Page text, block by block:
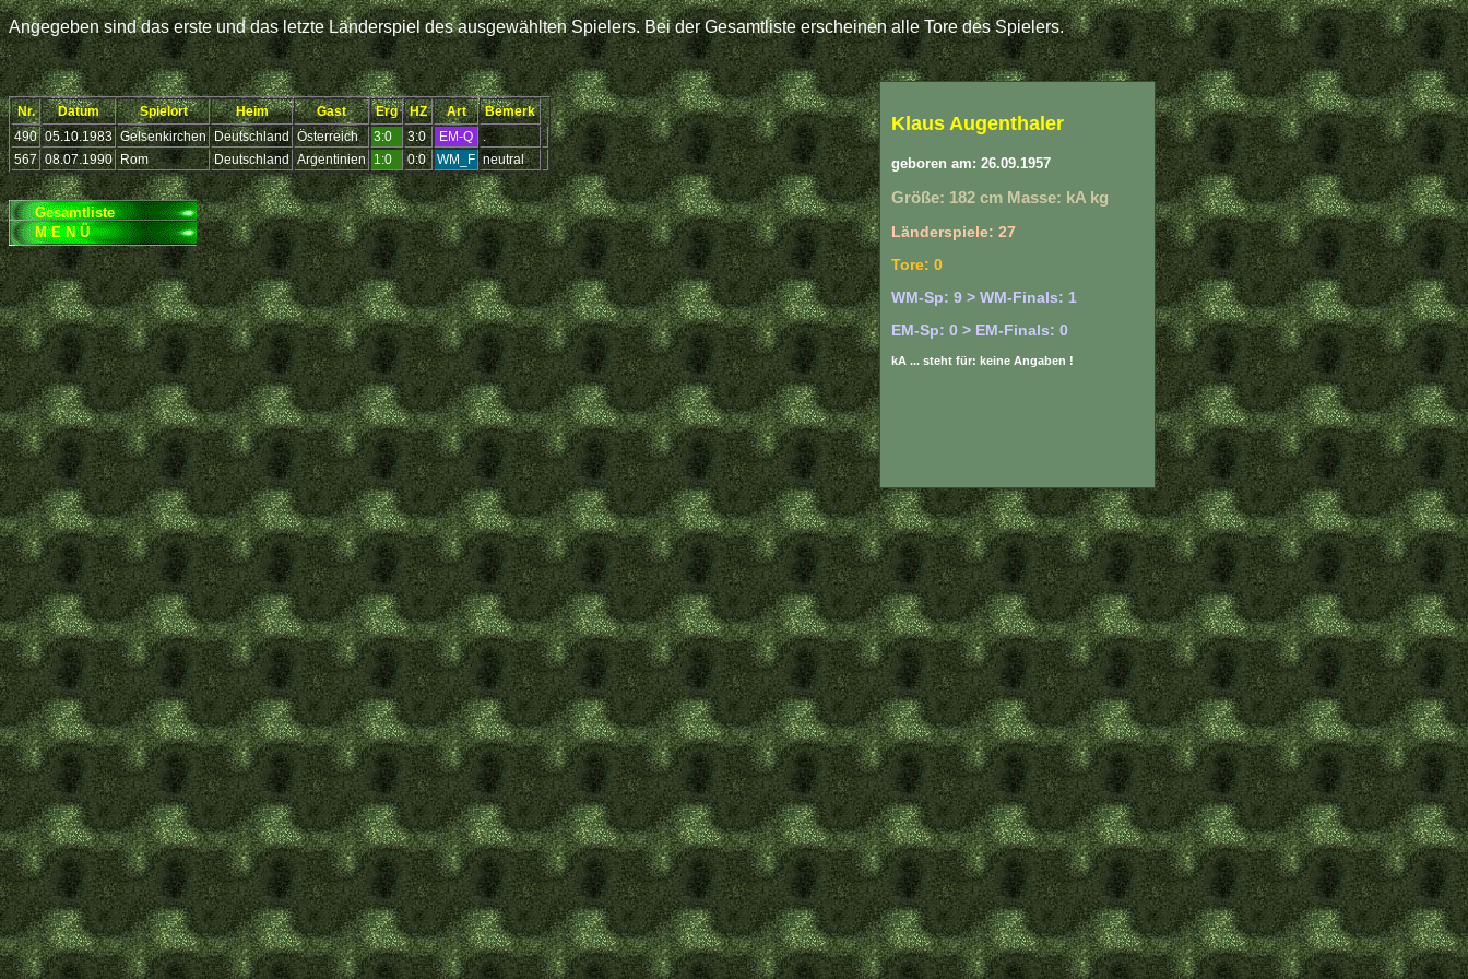
Angegeben sind das erste und das letzte Länderspiel des ausgewählten Spielers. Bei der Gesamtliste erscheinen alle Tore des Spielers.
Nr. Datum Spielort Heim Gast Erg HZ Art
Bemerk
490 05.10.1983 Gelsenkirchen Deutschland Österreich 3:0 3:0 EM-Q
.
567 08.07.1990 Rom Deutschland Argentinien 1:0 0:0 WM_F neutral
Gesamtliste
M E N Ü
Klaus Augenthaler
geboren am: 26.09.1957
Größe: 182 cm Masse: kA kg
Länderspiele: 27
Tore: 0
WM-Sp: 9 > WM-Finals: 1
EM-Sp: 0 > EM-Finals: 0
kA ... steht für: keine Angaben !